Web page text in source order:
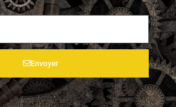
Envoyer